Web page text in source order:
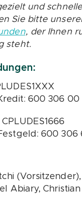
und
Sie bitte
, der Ihnen
steht.
600 306 00
600 306
Abiary,